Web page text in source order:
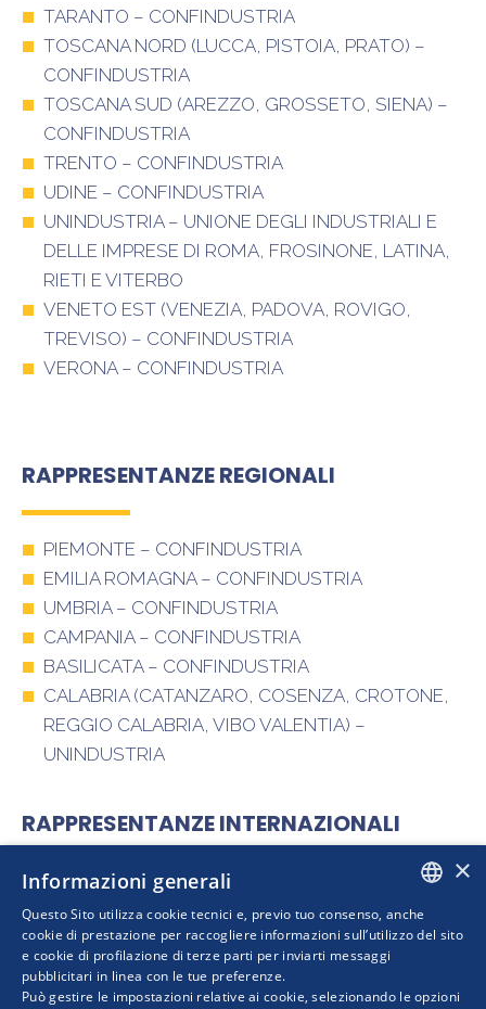
TARANTO – CONFINDUSTRIA
TOSCANA NORD (LUCCA, PISTOIA, PRATO) –
CONFINDUSTRIA
TOSCANA SUD (AREZZO, GROSSETO, SIENA) –
CONFINDUSTRIA
TRENTO – CONFINDUSTRIA
UDINE – CONFINDUSTRIA
UNINDUSTRIA – UNIONE DEGLI INDUSTRIALI E
DELLE IMPRESE DI ROMA, FROSINONE, LATINA,
RIETI E VITERBO
VENETO EST (VENEZIA, PADOVA, ROVIGO,
TREVISO) – CONFINDUSTRIA
VERONA – CONFINDUSTRIA
RAPPRESENTANZE REGIONALI
PIEMONTE – CONFINDUSTRIA
EMILIA ROMAGNA – CONFINDUSTRIA
UMBRIA – CONFINDUSTRIA
CAMPANIA – CONFINDUSTRIA
BASILICATA – CONFINDUSTRIA
CALABRIA (CATANZARO, COSENZA, CROTONE,
REGGIO CALABRIA, VIBO VALENTIA) –
UNINDUSTRIA
RAPPRESENTANZE INTERNAZIONALI
CONFINDUSTRIA ASSAFRICA MEDITERRANEO
CONFINDUSTRIA EST EUROPA
ITALIAN
×
Informazioni generali
Questo Sito utilizza cookie tecnici e, previo tuo consenso, anche
cookie di prestazione per raccogliere informazioni sull’utilizzo del sito
e cookie di profilazione di terze parti per inviarti messaggi
pubblicitari in linea con le tue preferenze.
Può gestire le impostazioni relative ai cookie, selezionando le opzioni